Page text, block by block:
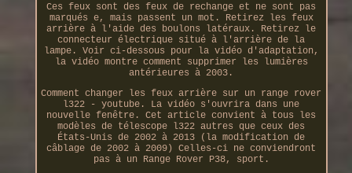
Ces feux sont des feux de rechange et ne sont pas
marqués e, mais passent un mot. Retirez les feux
arrière à l'aide des boulons latéraux. Retirez le
connecteur électrique situé à l'arrière de la
lampe. Voir ci-dessous pour la vidéo d'adaptation,
la vidéo montre comment supprimer les lumières
antérieures à 2003.
Comment changer les feux arrière sur un range rover
l322 - youtube. La vidéo s'ouvrira dans une
nouvelle fenêtre. Cet article convient à tous les
modèles de télescope l322 autres que ceux des
États-Unis de 2002 à 2013 (la modification de
câblage de 2002 à 2009) Celles-ci ne conviendront
pas à un Range Rover P38, sport.